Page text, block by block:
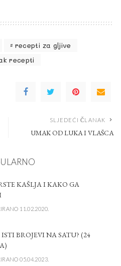
recepti za gljive
recepti
SLJEDEĆI ČLANAK
UMAK OD LUKA I VLAŠCA
KAŠLJA I KAKO GA
11.02.2020.
BROJEVI NA SATU? (24
05.04.2023.